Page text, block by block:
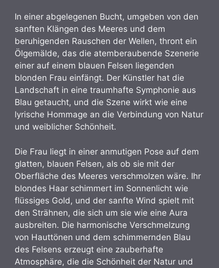
In einer abgelegenen Bucht, umgeben von den
sanften Klängen des Meeres und dem
beruhigenden Rauschen der Wellen, thront ein
Ölgemälde, das die atemberaubende Szenerie
einer auf einem blauen Felsen liegenden
blonden Frau einfängt. Der Künstler hat die
Landschaft in eine traumhafte Symphonie aus
Blau getaucht, und die Szene wirkt wie eine
lyrische Hommage an die Verbindung von Natur
und weiblicher Schönheit.
Die Frau liegt in einer anmutigen Pose auf dem
glatten, blauen Felsen, als ob sie mit der
Oberfläche des Meeres verschmolzen wäre. Ihr
blondes Haar schimmert im Sonnenlicht wie
flüssiges Gold, und der sanfte Wind spielt mit
den Strähnen, die sich um sie wie eine Aura
ausbreiten. Die harmonische Verschmelzung
von Hauttönen und dem schimmernden Blau
des Felsens erzeugt eine zauberhafte
Atmosphäre, die die Schönheit der Natur und